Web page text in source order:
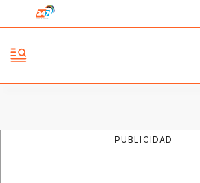
PUBLICIDAD